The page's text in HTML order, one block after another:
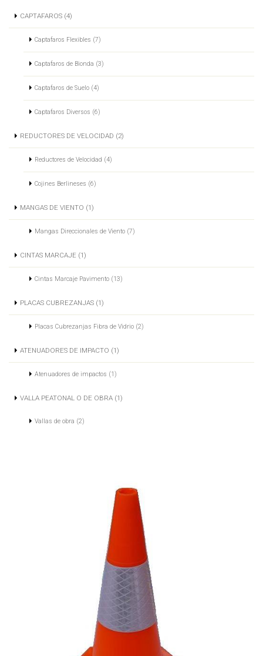
CAPTAFAROS (4)
Captafaros Flexibles (7)
Captafaros de Bionda (3)
Captafaros de Suelo (4)
Captafaros Diversos (6)
REDUCTORES DE VELOCIDAD (2)
Reductores de Velocidad (4)
Cojines Berlineses (6)
MANGAS DE VIENTO (1)
Mangas Direccionales de Viento (7)
CINTAS MARCAJE (1)
Cintas Marcaje Pavimento (13)
PLACAS CUBREZANJAS (1)
Placas Cubrezanjas Fibra de Vidrio (2)
ATENUADORES DE IMPACTO (1)
Atenuadores de impactos (1)
VALLA PEATONAL O DE OBRA (1)
Vallas de obra (2)